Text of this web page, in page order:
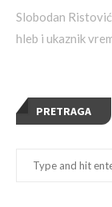
Slobodan
hleb i ukaznik
PRETRAGA